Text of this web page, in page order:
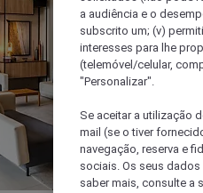
a audiência e o
subscrito um; (v)
interesses para lhe
(telemóvel/celular,
"Personalizar".
Se aceitar a utilização
mail (se o tiver
navegação, reserva e
sociais. Os seus
saber mais, consulte a